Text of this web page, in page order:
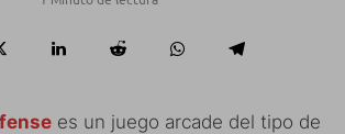
es un juego arcade del tipo de